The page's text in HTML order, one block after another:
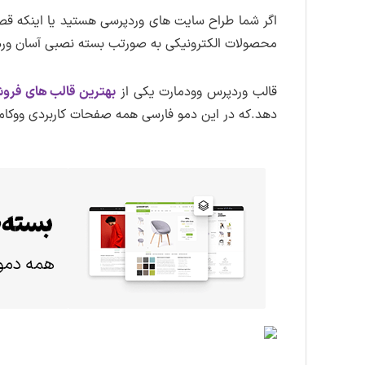
اگر شما طراح سایت های وردپرسی هستید یا اینکه
محصولات الکترونیکی به صورتب بسته نصبی آسان
قالب وردپرس وودمارت یکی از بهترین قالب های
دهد.که در این دمو فارسی همه صفحات کاربردی